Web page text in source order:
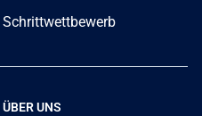
Schrittwettbewerb
ÜBER UNS